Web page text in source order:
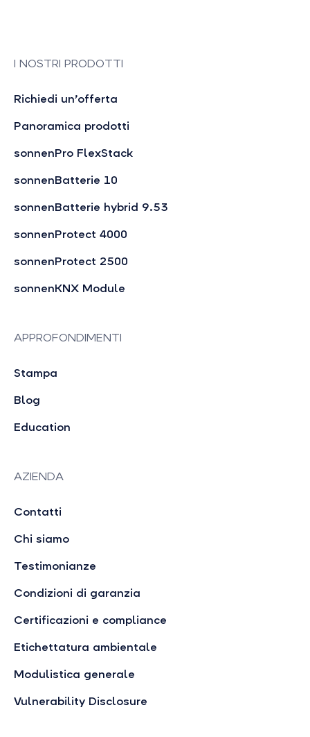
I NOSTRI PRODOTTI
Richiedi un’offerta
Panoramica prodotti
sonnenPro FlexStack
sonnenBatterie 10
sonnenBatterie hybrid 9.53
sonnenProtect 4000
sonnenProtect 2500
sonnenKNX Module
APPROFONDIMENTI
Stampa
Blog
Education
AZIENDA
Contatti
Chi siamo
Testimonianze
Condizioni di garanzia
Certificazioni e compliance
Etichettatura ambientale
Modulistica generale
Vulnerability Disclosure